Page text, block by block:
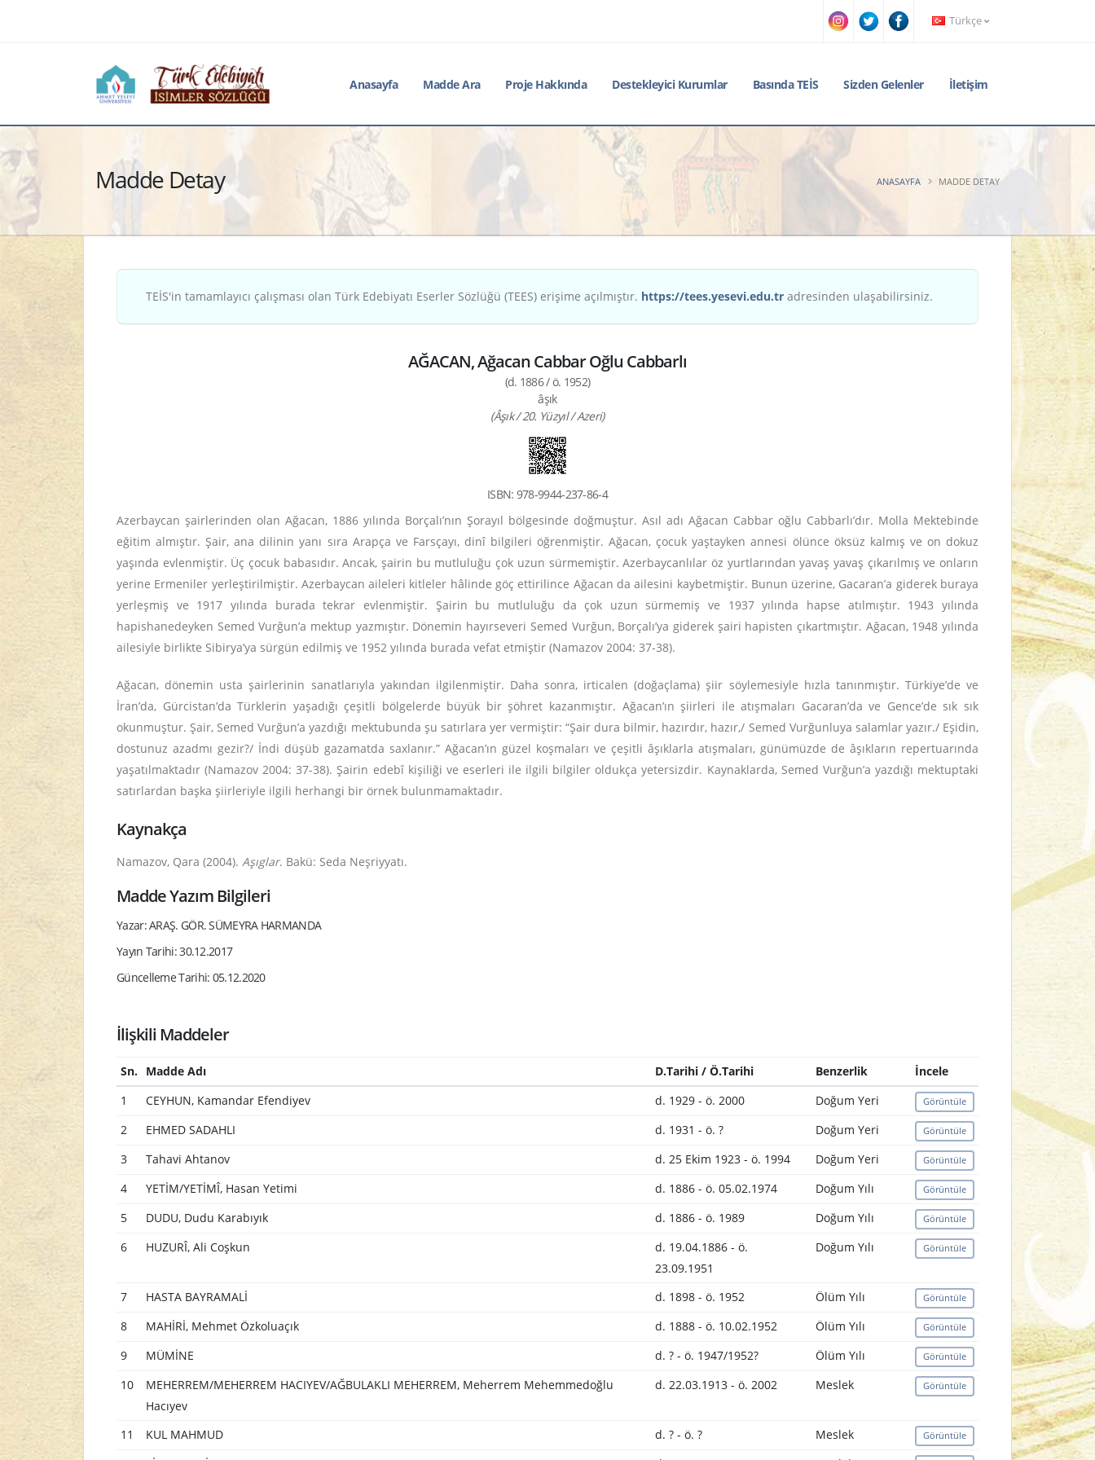
Türkçe
Anasayfa Madde Ara Proje Hakkında Destekleyici Kurumlar Basında TEİS Sizden Gelenler İletişim
Madde Detay ANASAYFA MADDE DETAY
TEİS'in tamamlayıcı çalışması olan Türk Edebiyatı Eserler Sözlüğü (TEES) erişime açılmıştır. https://tees.yesevi.edu.tr adresinden ulaşabilirsiniz.
AĞACAN, Ağacan Cabbar Oğlu Cabbarlı
(d. 1886 / ö. 1952)
âşık
(Âşık / 20. Yüzyıl / Azeri)
ISBN: 978-9944-237-86-4
Azerbaycan şairlerinden olan Ağacan, 1886 yılında Borçalı’nın Şorayıl bölgesinde doğmuştur. Asıl adı Ağacan Cabbar oğlu Cabbarlı’dır. Molla Mektebinde
eğitim almıştır. Şair, ana dilinin yanı sıra Arapça ve Farsçayı, dinî bilgileri öğrenmiştir. Ağacan, çocuk yaştayken annesi ölünce öksüz kalmış ve on dokuz
yaşında evlenmiştir. Üç çocuk babasıdır. Ancak, şairin bu mutluluğu çok uzun sürmemiştir. Azerbaycanlılar öz yurtlarından yavaş yavaş çıkarılmış ve onların
yerine Ermeniler yerleştirilmiştir. Azerbaycan aileleri kitleler hâlinde göç ettirilince Ağacan da ailesini kaybetmiştir. Bunun üzerine, Gacaran’a giderek buraya
yerleşmiş ve 1917 yılında burada tekrar evlenmiştir. Şairin bu mutluluğu da çok uzun sürmemiş ve 1937 yılında hapse atılmıştır. 1943 yılında
hapishanedeyken Semed Vurğun’a mektup yazmıştır. Dönemin hayırseveri Semed Vurğun, Borçalı’ya giderek şairi hapisten çıkartmıştır. Ağacan, 1948 yılında
ailesiyle birlikte Sibirya’ya sürgün edilmiş ve 1952 yılında burada vefat etmiştir (Namazov 2004: 37-38).
Ağacan, dönemin usta şairlerinin sanatlarıyla yakından ilgilenmiştir. Daha sonra, irticalen (doğaçlama) şiir söylemesiyle hızla tanınmıştır. Türkiye’de ve
İran’da, Gürcistan’da Türklerin yaşadığı çeşitli bölgelerde büyük bir şöhret kazanmıştır. Ağacan’ın şiirleri ile atışmaları Gacaran’da ve Gence’de sık sık
okunmuştur. Şair, Semed Vurğun’a yazdığı mektubunda şu satırlara yer vermiştir: “Şair dura bilmir, hazırdır, hazır,/ Semed Vurğunluya salamlar yazır./ Eşidin,
dostunuz azadmı gezir?/ İndi düşüb gazamatda saxlanır.” Ağacan’ın güzel koşmaları ve çeşitli âşıklarla atışmaları, günümüzde de âşıkların repertuarında
yaşatılmaktadır (Namazov 2004: 37-38). Şairin edebî kişiliği ve eserleri ile ilgili bilgiler oldukça yetersizdir. Kaynaklarda, Semed Vurğun’a yazdığı mektuptaki
satırlardan başka şiirleriyle ilgili herhangi bir örnek bulunmamaktadır.
Kaynakça
Namazov, Qara (2004). Aşıglar. Bakü: Seda Neşriyyatı.
Madde Yazım Bilgileri
Yazar: ARAŞ. GÖR. SÜMEYRA HARMANDA
Yayın Tarihi: 30.12.2017
Güncelleme Tarihi: 05.12.2020
İlişkili Maddeler
Sn. Madde Adı D.Tarihi / Ö.Tarihi Benzerlik
İncele
1
CEYHUN, Kamandar Efendiyev d. 1929 - ö. 2000 Doğum Yeri Görüntüle
2 EHMED SADAHLI d. 1931 - ö. ? Doğum Yeri Görüntüle
3 Tahavi Ahtanov d. 25 Ekim 1923 - ö. 1994 Doğum Yeri Görüntüle
4 YETİM/YETİMÎ, Hasan Yetimi d. 1886 - ö. 05.02.1974 Doğum Yılı Görüntüle
5 DUDU, Dudu Karabıyık d. 1886 - ö. 1989 Doğum Yılı Görüntüle
6 HUZURÎ, Ali Coşkun
d. 19.04.1886 - ö.
23.09.1951
Doğum Yılı Görüntüle
7 HASTA BAYRAMALİ d. 1898 - ö. 1952 Ölüm Yılı Görüntüle
8 MAHİRİ, Mehmet Özkoluaçık d. 1888 - ö. 10.02.1952 Ölüm Yılı Görüntüle
9 MÜMİNE d. ? - ö. 1947/1952? Ölüm Yılı Görüntüle
10
MEHERREM/MEHERREM HACIYEV/AĞBULAKLI MEHERREM, Meherrem Mehemmedoğlu
Hacıyev
d. 22.03.1913 - ö. 2002 Meslek Görüntüle
11 KUL MAHMUD d. ? - ö. ? Meslek Görüntüle